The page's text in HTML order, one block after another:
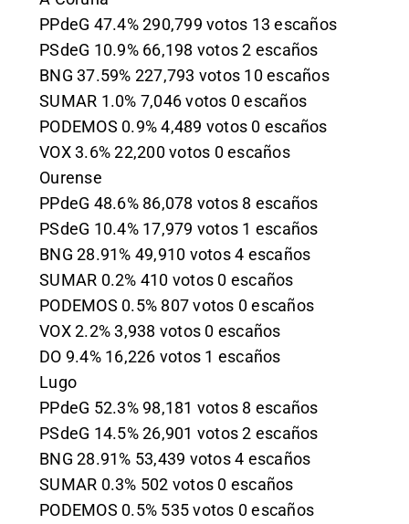
PPdeG 47.4% 290,799 votos 13 escaños
PSdeG 10.9% 66,198 votos 2 escaños
BNG 37.59% 227,793 votos 10 escaños
SUMAR 1.0% 7,046 votos 0 escaños
PODEMOS 0.9% 4,489 votos 0 escaños
VOX 3.6% 22,200 votos 0 escaños
Ourense
PPdeG 48.6% 86,078 votos 8 escaños
PSdeG 10.4% 17,979 votos 1 escaños
BNG 28.91% 49,910 votos 4 escaños
SUMAR 0.2% 410 votos 0 escaños
PODEMOS 0.5% 807 votos 0 escaños
VOX 2.2% 3,938 votos 0 escaños
DO 9.4% 16,226 votos 1 escaños
Lugo
PPdeG 52.3% 98,181 votos 8 escaños
PSdeG 14.5% 26,901 votos 2 escaños
BNG 28.91% 53,439 votos 4 escaños
SUMAR 0.3% 502 votos 0 escaños
PODEMOS 0.5% 535 votos 0 escaños